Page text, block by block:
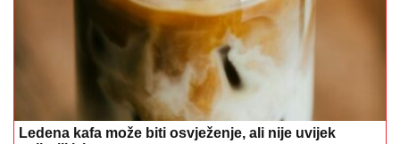
Ledena kafa može biti osvježenje, ali nije uvijek